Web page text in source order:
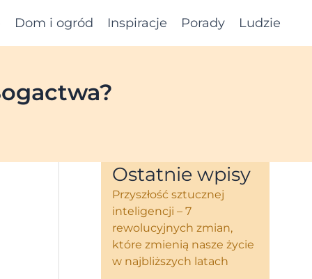
Dom i ogród Inspiracje Porady Ludzie
Ostatnie wpisy
Przyszłość sztucznej
inteligencji – 7
rewolucyjnych zmian,
które zmienią nasze życie
w najbliższych latach